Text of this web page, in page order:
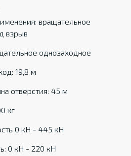
вращательное
взрыв
однозаходное
19,8 м
отверстия: 45 м
кг
0 кН - 445 кН
0 кН - 220 кН